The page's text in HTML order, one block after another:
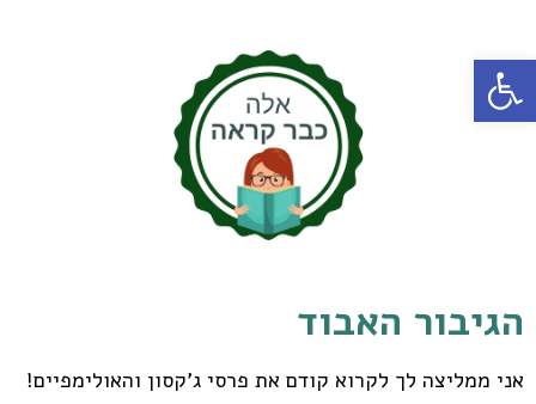
פתח סרגל נגישות
הגיבור האבוד
אני ממליצה לך לקרוא קודם את פרסי ג'קסון והאולימפיים!